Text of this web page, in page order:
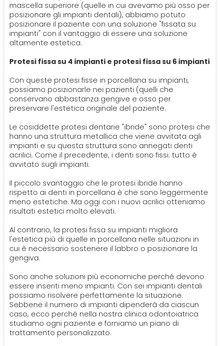
mascella superiore (quelle in cui avevamo più osso per
posizionare gli impianti dentali), abbiamo potuto
posizionare il paziente con una soluzione "fissata su
impianti" con il vantaggio di essere una soluzione
altamente estetica.
Protesi fissa su 4 impianti e protesi fissa su 6 impianti
Con queste protesi fisse in porcellana su impianti,
possiamo posizionarle nei pazienti (quelli che
conservano abbastanza gengive e osso per
preservare l'estetica originale del paziente.
Le cosiddette protesi dentarie "ibride" sono protesi che
hanno una struttura metallica che viene avvitata agli
impianti e su questa struttura sono annegati denti
acrilici. Come il precedente, i denti sono fissi: tutto è
avvitato sugli impianti.
Il piccolo svantaggio che le protesi ibride hanno
rispetto ai denti in porcellana è che sono leggermente
meno estetiche. Ma oggi con i nuovi acrilici otteniamo
risultati estetici molto elevati.
Al contrario, la protesi fissa su impianti migliora
l'estetica più di quelle in porcellana nelle situazioni in
cui è necessario sostenere il labbro o posizionare la
gengiva.
Sono anche soluzioni più economiche perché devono
essere inseriti meno impianti. Con sei impianti dentali
possiamo risolvere perfettamente la situazione.
Sebbene il numero di impianti dipenderà da ciascun
caso, ecco perché nella nostra clinica odontoiatrica
studiamo ogni paziente e forniamo un piano di
trattamento personalizzato.